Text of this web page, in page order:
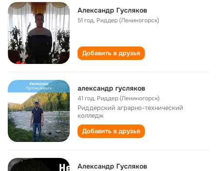
Александр Гусляков
51 год, Риддер (Лениногорск)
Добавить в друзья
александр гусляков
41 год, Риддер (Лениногорск)
Риддерский аграрно-технический
колледж
Добавить в друзья
Александр Гусляков